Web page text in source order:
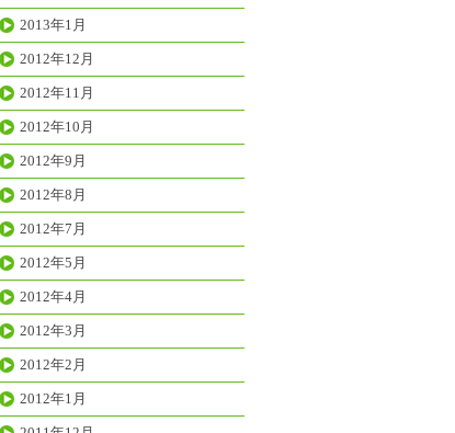
2013年1月
2012年12月
2012年11月
2012年10月
2012年9月
2012年8月
2012年7月
2012年5月
2012年4月
2012年3月
2012年2月
2012年1月